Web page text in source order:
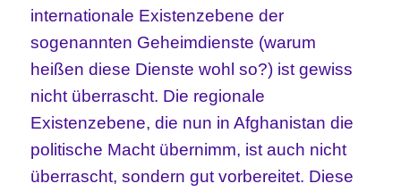
internationale Existenzebene der
sogenannten Geheimdienste (warum
heißen diese Dienste wohl so?) ist gewiss
nicht überrascht. Die regionale
Existenzebene, die nun in Afghanistan die
politische Macht übernimm, ist auch nicht
überrascht, sondern gut vorbereitet. Diese